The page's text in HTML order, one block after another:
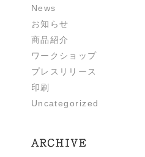
News
お知らせ
商品紹介
ワークショップ
プレスリリース
印刷
Uncategorized